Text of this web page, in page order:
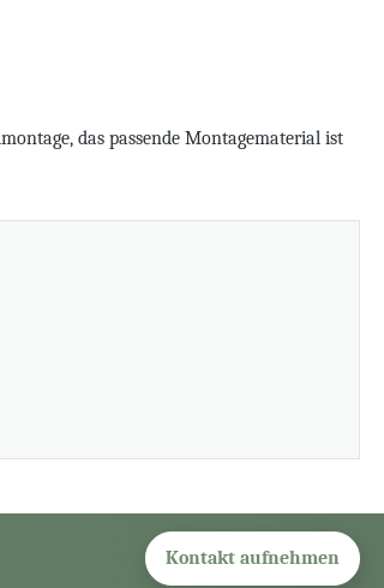
das passende Montagematerial ist
Kontakt aufnehmen